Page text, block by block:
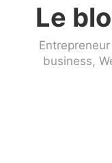
Le
business,